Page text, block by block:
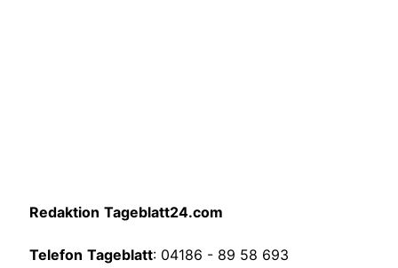
Redaktion Tageblatt24.com
Telefon Tageblatt: 04186 - 89 58 693